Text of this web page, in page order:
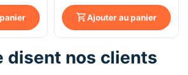
Ajouter au panier
disent nos clients